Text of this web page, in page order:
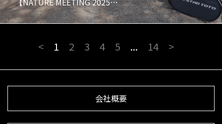
< 1 2 3 4 5 ... 14 >
会社概要